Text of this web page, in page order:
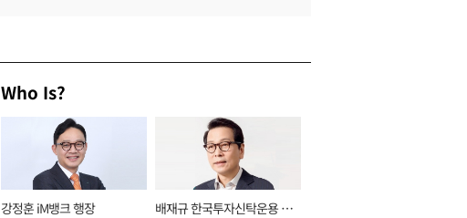
Who Is?
강정훈 iM뱅크 행장
배재규 한국투자신탁운용 대